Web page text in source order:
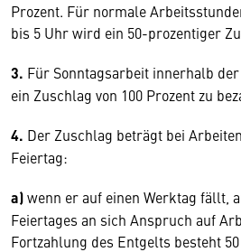
Prozent. Für normale
bis 5 Uhr wird ein 50-prozentiger
3. Für Sonntagsarbeit innerhalb
ein Zuschlag von 100 Prozent zu
4. Der Zuschlag beträgt bei
Feiertag:
a)wenn er auf einen Werktag fällt,
Feiertages an sich Anspruch auf
Fortzahlung des Entgelts besteht